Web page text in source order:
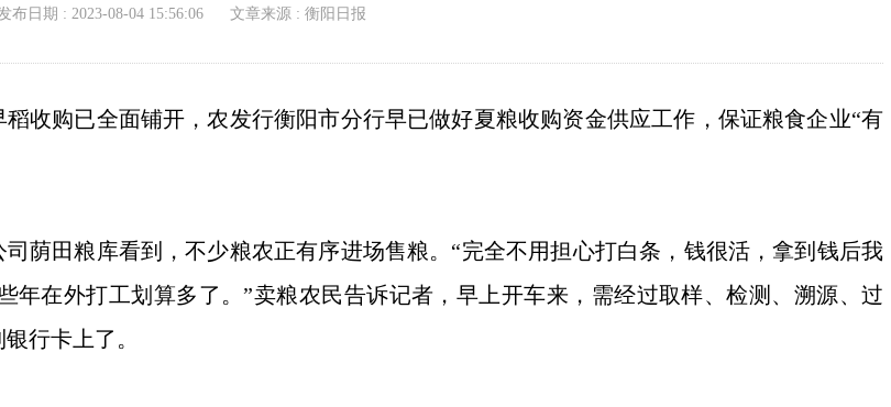
布日期 : 2023-08-04 15:56:06 文章来源 : 衡阳日报
稻收购已全面铺开，农发行衡阳市分行早已做好夏粮收购资金供应工作，保证粮食企业“有
田粮库看到，不少粮农正有序进场售粮。“完全不用担心打白条，钱很活，拿到钱后我
年在外打工划算多了。”卖粮农民告诉记者，早上开车来，需经过取样、检测、溯源、过
行卡上了。